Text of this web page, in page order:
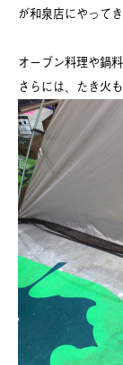
が和泉店にやって
オーブン料理や鍋
さらには、たき火